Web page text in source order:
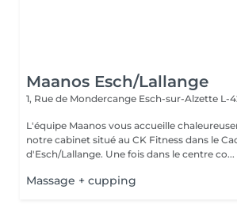
Maanos Esch/Lallange
1, Rue de Mondercange Esch-sur-Alzette L-
L'équipe Maanos vous accueille
notre cabinet situé au CK Fitness dans le
d'Esch/Lallange. Une fois dans le centre co...
Massage + cupping